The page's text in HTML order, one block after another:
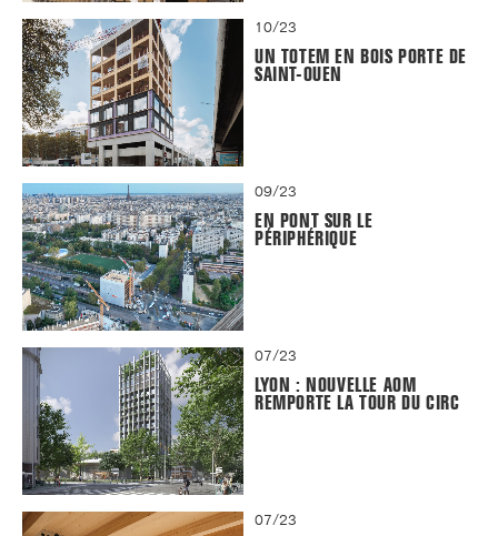
10/23
UN TOTEM EN BOIS PORTE DE
SAINT-OUEN
09/23
EN PONT SUR LE
PÉRIPHÉRIQUE
07/23
LYON : NOUVELLE AOM
REMPORTE LA TOUR DU CIRC
07/23